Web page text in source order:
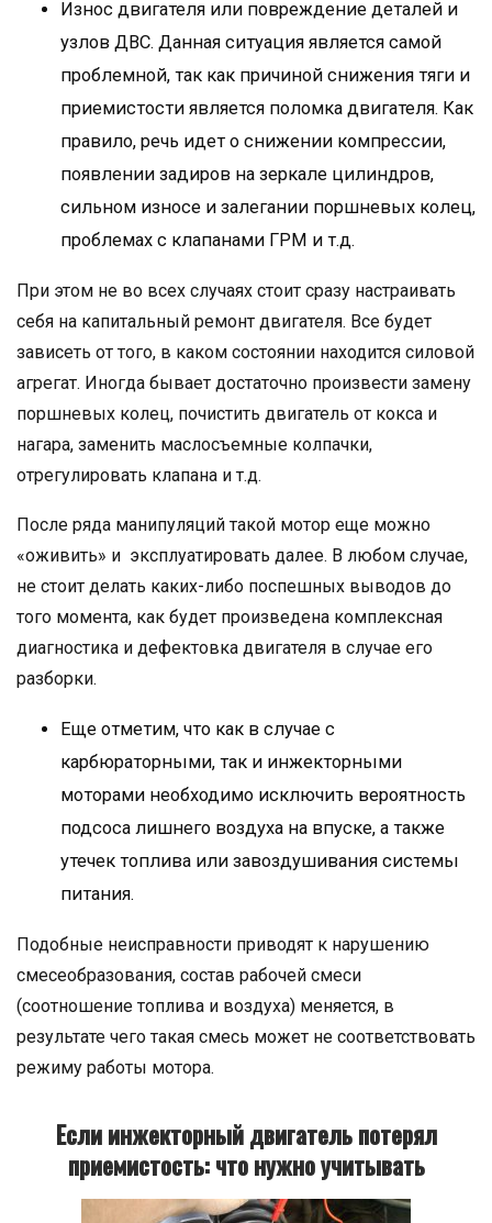
Износ двигателя или повреждение деталей и
узлов ДВС. Данная ситуация является самой
проблемной, так как причиной снижения тяги и
приемистости является поломка двигателя. Как
правило, речь идет о снижении компрессии,
появлении задиров на зеркале цилиндров,
сильном износе и залегании поршневых колец,
проблемах с клапанами ГРМ и т.д.
При этом не во всех случаях стоит сразу настраивать
себя на капитальный ремонт двигателя. Все будет
зависеть от того, в каком состоянии находится силовой
агрегат. Иногда бывает достаточно произвести замену
поршневых колец, почистить двигатель от кокса и
нагара, заменить маслосъемные колпачки,
отрегулировать клапана и т.д.
После ряда манипуляций такой мотор еще можно
«оживить» и эксплуатировать далее. В любом случае,
не стоит делать каких-либо поспешных выводов до
того момента, как будет произведена комплексная
диагностика и дефектовка двигателя в случае его
разборки.
Еще отметим, что как в случае с
карбюраторными, так и инжекторными
моторами необходимо исключить вероятность
подсоса лишнего воздуха на впуске, а также
утечек топлива или завоздушивания системы
питания.
Подобные неисправности приводят к нарушению
смесеобразования, состав рабочей смеси
(соотношение топлива и воздуха) меняется, в
результате чего такая смесь может не соответствовать
режиму работы мотора.
Если инжекторный двигатель потерял
приемистость: что нужно учитывать